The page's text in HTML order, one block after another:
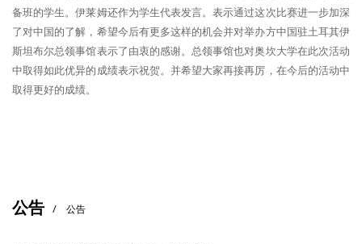
备班的学生。伊莱姆还作为学生代表发言。表示通过这次比赛进一步加深
了对中国的了解，希望今后有更多这样的机会并对举办方中国驻土耳其伊
斯坦布尔总领事馆表示了由衷的感谢。总领事馆也对奥坎大学在此次活动
中取得如此优异的成绩表示祝贺。并希望大家再接再厉，在今后的活动中
取得更好的成绩。
公告 公告